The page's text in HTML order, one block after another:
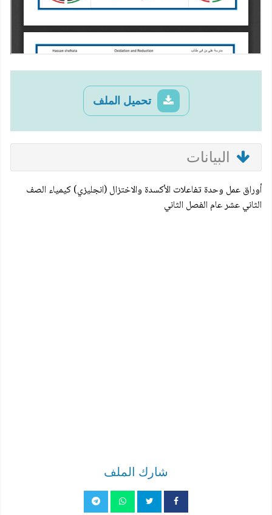
تحميل الملف
البيانات
أوراق عمل وحدة تفاعلات الأكسدة والاختزال (انجليزي) كيمياء الصف
الثاني عشر عام الفصل الثاني
شارك الملف